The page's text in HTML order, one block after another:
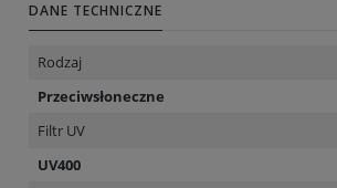
DANE TECHNICZNE
Rodzaj
Przeciwsłoneczne
Filtr UV
UV400